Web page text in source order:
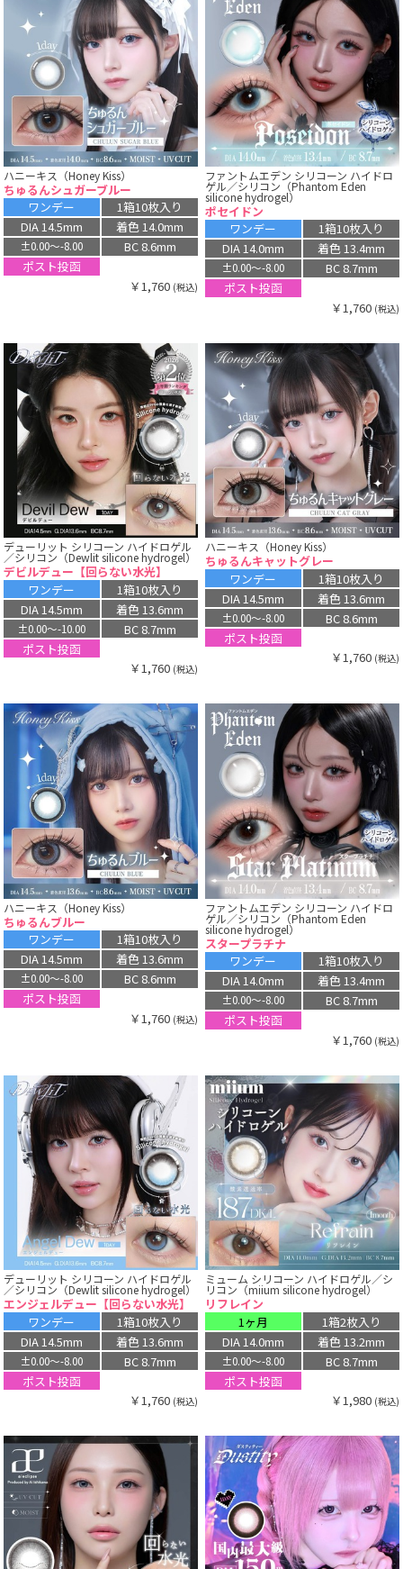
ハニーキス（Honey Kiss）
ちゅるんシュガーブルー
ワンデー
1箱10枚入り
DIA 14.5mm
着色 14.0mm
±0.00〜-8.00
BC 8.6mm
ポスト投函
￥1,760 (税込)
ファントムエデン シリコーン ハイドロ
ゲル／シリコン（Phantom Eden
silicone hydrogel）
ポセイドン
ワンデー
1箱10枚入り
DIA 14.0mm
着色 13.4mm
±0.00〜-8.00
BC 8.7mm
ポスト投函
￥1,760 (税込)
デューリット シリコーン ハイドロゲル
／シリコン（Dewlit silicone hydrogel）
デビルデュー【回らない水光】
ワンデー
1箱10枚入り
DIA 14.5mm
着色 13.6mm
±0.00〜-10.00
BC 8.7mm
ポスト投函
￥1,760 (税込)
ハニーキス（Honey Kiss）
ちゅるんキャットグレー
ワンデー
1箱10枚入り
DIA 14.5mm
着色 13.6mm
±0.00〜-8.00
BC 8.6mm
ポスト投函
￥1,760 (税込)
ハニーキス（Honey Kiss）
ちゅるんブルー
ワンデー
1箱10枚入り
DIA 14.5mm
着色 13.6mm
±0.00〜-8.00
BC 8.6mm
ポスト投函
￥1,760 (税込)
ファントムエデン シリコーン ハイドロ
ゲル／シリコン（Phantom Eden
silicone hydrogel）
スタープラチナ
ワンデー
1箱10枚入り
DIA 14.0mm
着色 13.4mm
±0.00〜-8.00
BC 8.7mm
ポスト投函
￥1,760 (税込)
デューリット シリコーン ハイドロゲル
／シリコン（Dewlit silicone hydrogel）
エンジェルデュー【回らない水光】
ワンデー
1箱10枚入り
DIA 14.5mm
着色 13.6mm
±0.00〜-8.00
BC 8.7mm
ポスト投函
￥1,760 (税込)
ミューム シリコーン ハイドロゲル／シ
リコン（miium silicone hydrogel）
リフレイン
1ヶ月
1箱2枚入り
DIA 14.0mm
着色 13.2mm
±0.00〜-8.00
BC 8.7mm
ポスト投函
￥1,980 (税込)